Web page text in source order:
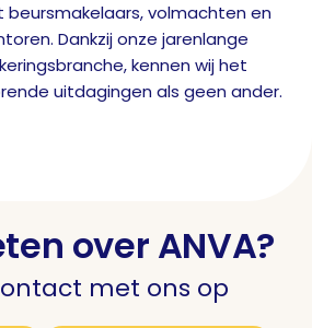
volmachten en
Dankzij onze jarenlange
kennen wij het
uitdagingen als geen ander.
over ANVA?
met ons op